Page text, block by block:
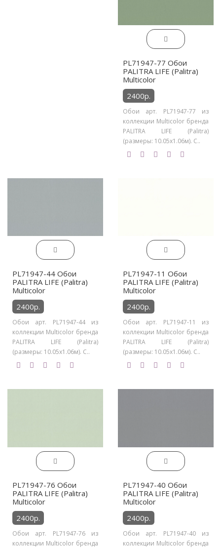
PL71947-77 Обои
PALITRA LIFE (Palitra)
Multicolor
2400р.
Обои арт. PL71947-77 из
коллекции Multicolor бренда
PALITRA LIFE (Palitra)
(размеры: 10.05х1.06м). С..
PL71947-44 Обои
PALITRA LIFE (Palitra)
Multicolor
2400р.
Обои арт. PL71947-44 из
коллекции Multicolor бренда
PALITRA LIFE (Palitra)
(размеры: 10.05х1.06м). С..
PL71947-11 Обои
PALITRA LIFE (Palitra)
Multicolor
2400р.
Обои арт. PL71947-11 из
коллекции Multicolor бренда
PALITRA LIFE (Palitra)
(размеры: 10.05х1.06м). С..
PL71947-76 Обои
PALITRA LIFE (Palitra)
Multicolor
2400р.
Обои арт. PL71947-76 из
коллекции Multicolor бренда
PL71947-40 Обои
PALITRA LIFE (Palitra)
Multicolor
2400р.
Обои арт. PL71947-40 из
коллекции Multicolor бренда